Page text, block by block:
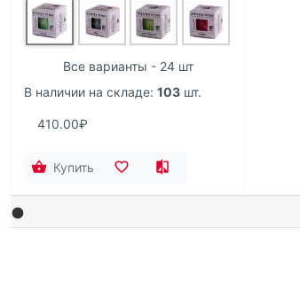
Все варианты - 24 шт
В наличии на складе: 103 шт.
410.00₽
Купить